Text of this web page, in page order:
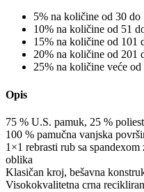
5% na količine od 30 do
10% na količine od 51
15% na količine od 101
20% na količine od 201
25% na količine veće
Opis
75 % U.S. pamuk, 25 %
100 % pamučna vanjska
1×1 rebrasti rub sa
oblika
Klasičan kroj, bešavna
Visokokvalitetna crna